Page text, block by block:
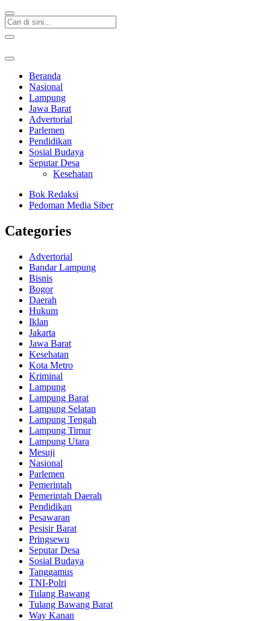
Beranda
Nasional
Lampung
Jawa Barat
Advertorial
Parlemen
Pendidikan
Sosial Budaya
Seputar Desa
Kesehatan
Bok Redaksi
Pedoman Media Siber
Categories
Advertorial
Bandar Lampung
Bisnis
Bogor
Daerah
Hukum
Iklan
Jakarta
Jawa Barat
Kesehatan
Kota Metro
Kriminal
Lampung
Lampung Barat
Lampung Selatan
Lampung Tengah
Lampung Timur
Lampung Utara
Mesuji
Nasional
Parlemen
Pemerintah
Pemerintah Daerah
Pendidikan
Pesawaran
Pesisir Barat
Pringsewu
Seputar Desa
Sosial Budaya
Tanggamus
TNI-Polri
Tulang Bawang
Tulang Bawang Barat
Way Kanan